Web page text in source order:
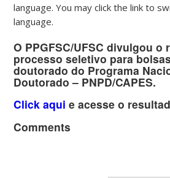
language. You may click the link to
language.
O PPGFSC/UFSC divulgou o
processo seletivo para
doutorado do Programa
Doutorado – PNPD/CAPES.
Click aqui e acesse o
Comments